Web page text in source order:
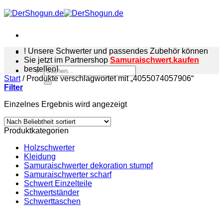
Zum
Inhalt
Suchen
nach:
! Unsere Schwerter und passendes Zubehör können
Sie jetzt im Partnershop Samuraischwert.kaufen
bestellen!
Start /Produkte verschlagwortet mit „4055074057906“
Filter
Einzelnes Ergebnis wird angezeigt
Produktkategorien
Holzschwerter
Kleidung
Samuraischwerter dekoration stumpf
Samuraischwerter scharf
Schwert Einzelteile
Schwertständer
Schwerttaschen